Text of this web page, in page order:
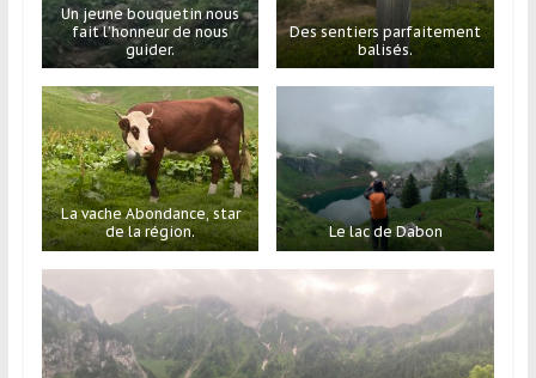
Un jeune bouquetin nous
fait l’honneur de nous
guider.
Des sentiers parfaitement
balisés.
La vache Abondance, star
de la région.
Le lac de Dabon